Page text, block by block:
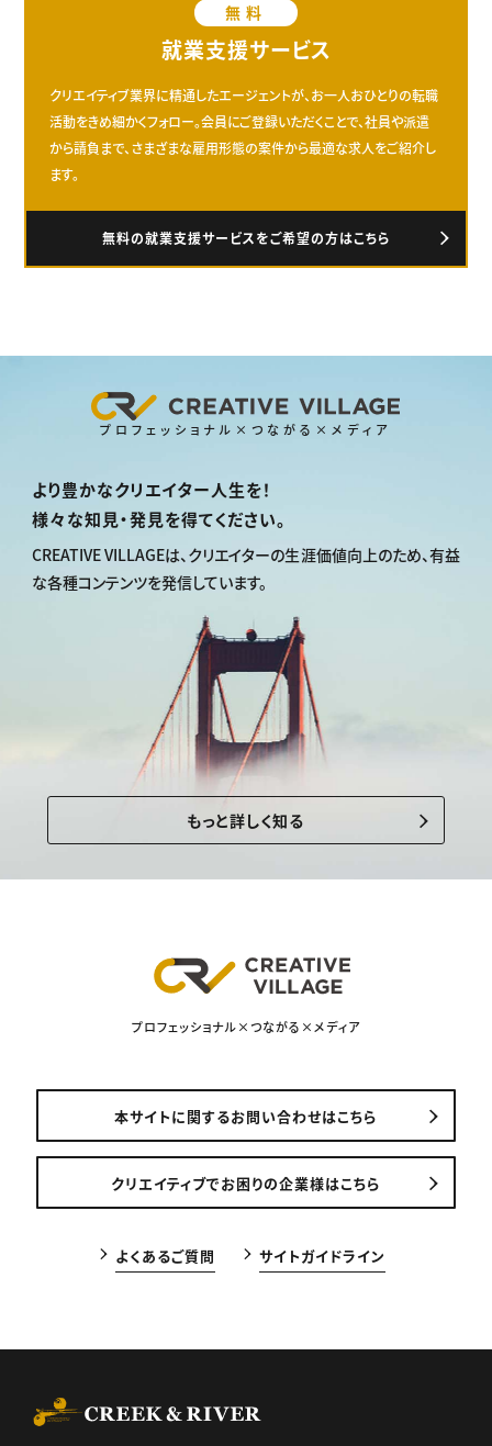
無料
就業支援サービス
クリエイティブ業界に精通したエージェントが、お一人おひとりの転職
活動をきめ細かくフォロー。会員にご登録いただくことで、社員や派遣
から請負まで、さまざまな雇用形態の案件から最適な求人をご紹介し
ます。
無料の就業支援サービスをご希望の方はこちら
プロフェッショナル×つながる×メディア
より豊かなクリエイター人生を！
様々な知見・発見を得てください。
CREATIVE VILLAGEは、クリエイターの生涯価値向上のため、有益
な各種コンテンツを発信しています。
もっと詳しく知る
プロフェッショナル×つながる×メディア
本サイトに関するお問い合わせはこちら
クリエイティブでお困りの企業様はこちら
よくあるご質問 サイトガイドライン